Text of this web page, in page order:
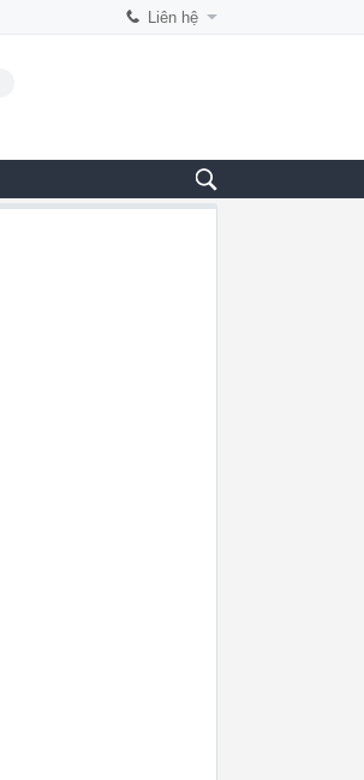
Liên hệ